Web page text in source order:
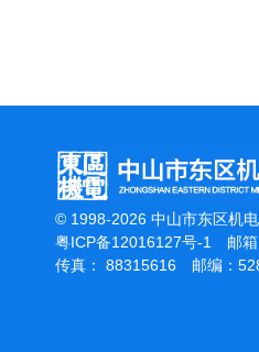
© 1998-2026 中山市东区机
粤ICP备12016127号-1 邮箱
传真： 88315616 邮编：